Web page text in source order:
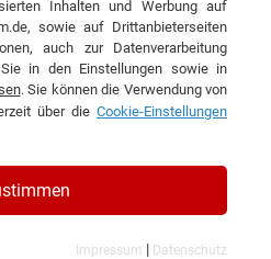
GmbH
Inhalten und Werbung auf
sowie auf Drittanbieterseiten
auch zur Datenverarbeitung
in den Einstellungen sowie in
. Sie können die Verwendung von
über die Cookie-Einstellungen
Impressum | Datenschutz